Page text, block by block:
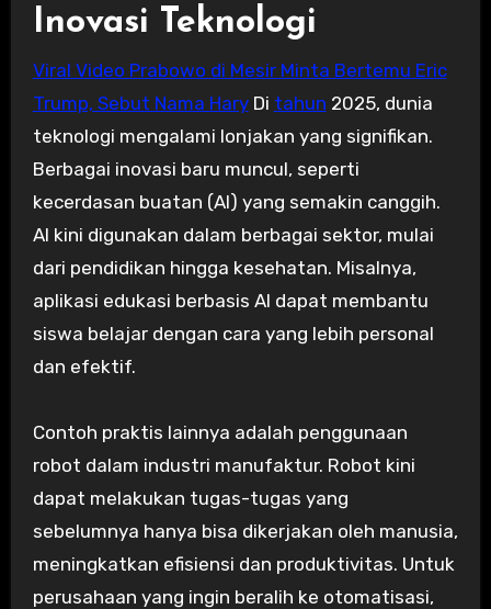
Inovasi Teknologi
Viral Video Prabowo di Mesir Minta Bertemu Eric
Trump, Sebut Nama HaryDi tahun 2025, dunia
teknologi mengalami lonjakan yang signifikan.
Berbagai inovasi baru muncul, seperti
kecerdasan buatan (AI) yang semakin canggih.
AI kini digunakan dalam berbagai sektor, mulai
dari pendidikan hingga kesehatan. Misalnya,
aplikasi edukasi berbasis AI dapat membantu
siswa belajar dengan cara yang lebih personal
dan efektif.
Contoh praktis lainnya adalah penggunaan
robot dalam industri manufaktur. Robot kini
dapat melakukan tugas-tugas yang
sebelumnya hanya bisa dikerjakan oleh manusia,
meningkatkan efisiensi dan produktivitas. Untuk
perusahaan yang ingin beralih ke otomatisasi,